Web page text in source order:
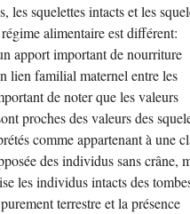
les squelettes intacts et les
alimentaire est différent:
apport important de nourriture
lien familial maternel entre les
de noter que les valeurs
proches des valeurs des
comme appartenant à une
des individus sans crâne,
les individus intacts des
terrestre et la présence